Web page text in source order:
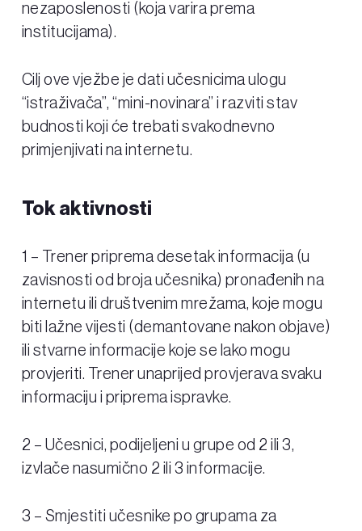
nezaposlenosti (koja varira prema
institucijama).
Cilj ove vježbe je dati učesnicima ulogu
“istraživača”, “mini-novinara” i razviti stav
budnosti koji će trebati svakodnevno
primjenjivati na internetu.
Tok aktivnosti
1 – Trener priprema desetak informacija (u
zavisnosti od broja učesnika) pronađenih na
internetu ili društvenim mrežama, koje mogu
biti lažne vijesti (demantovane nakon objave)
ili stvarne informacije koje se lako mogu
provjeriti. Trener unaprijed provjerava svaku
informaciju i priprema ispravke.
2 – Učesnici, podijeljeni u grupe od 2 ili 3,
izvlače nasumično 2 ili 3 informacije.
3 – Smjestiti učesnike po grupama za